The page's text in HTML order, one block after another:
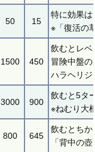
50 15
特に効果は
※「復活の
1500 450
飲むとレベ
冒険中盤
ハラヘリジ
3000 900
飲むと5タ
※ねむり大
800 645
飲むとちか
「背中の